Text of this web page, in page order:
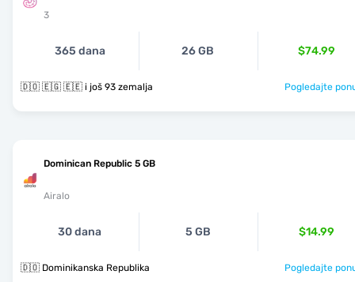
3
365 dana 26 GB $74.99
🇩🇴 🇪🇬 🇪🇪 i još 93 zemalja Pogledajte
Dominican Republic 5 GB
Airalo
30 dana 5 GB $14.99
🇩🇴 Dominikanska Republika Pogledajte